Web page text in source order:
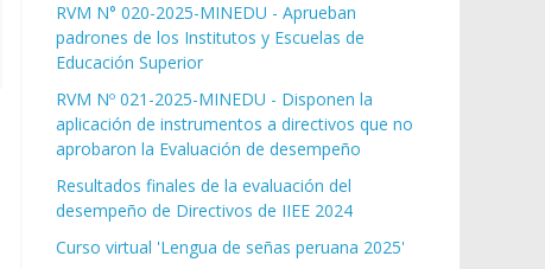
RVM N° 020-2025-MINEDU - Aprueban
padrones de los Institutos y Escuelas de
Educación Superior
RVM Nº 021-2025-MINEDU - Disponen la
aplicación de instrumentos a directivos que no
aprobaron la Evaluación de desempeño
Resultados finales de la evaluación del
desempeño de Directivos de IIEE 2024
Curso virtual 'Lengua de señas peruana 2025'